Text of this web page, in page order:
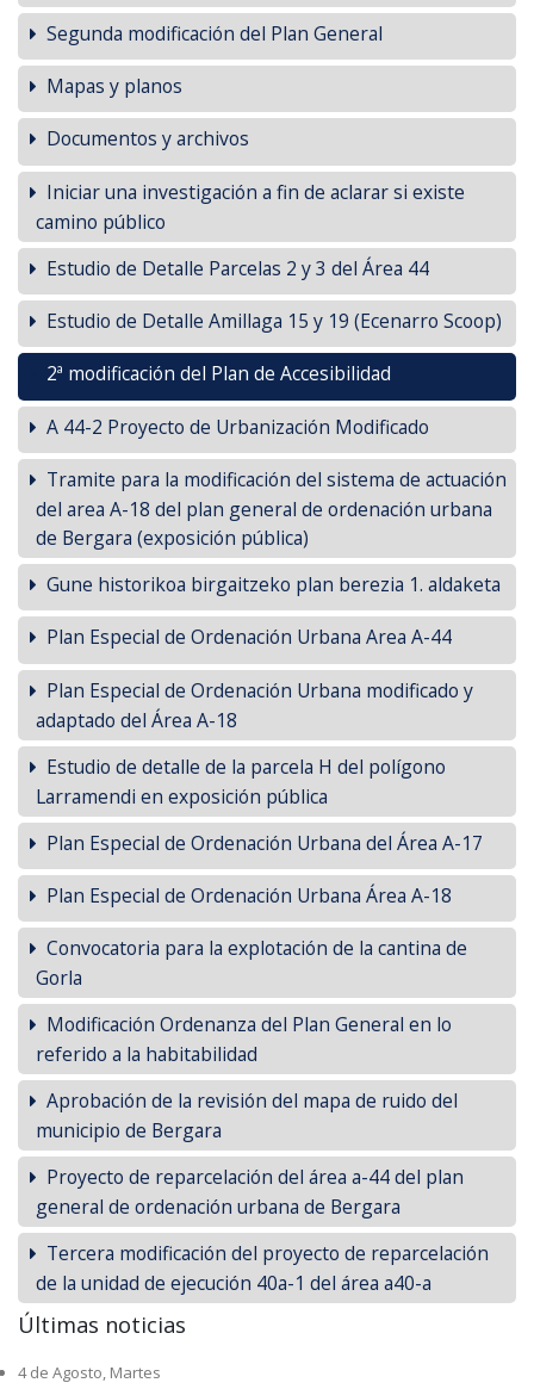
Segunda modificación del Plan General
Mapas y planos
Documentos y archivos
Iniciar una investigación a fin de aclarar si existe
camino público
Estudio de Detalle Parcelas 2 y 3 del Área 44
Estudio de Detalle Amillaga 15 y 19 (Ecenarro Scoop)
2ª modificación del Plan de Accesibilidad
A 44-2 Proyecto de Urbanización Modificado
Tramite para la modificación del sistema de actuación
del area A-18 del plan general de ordenación urbana
de Bergara (exposición pública)
Gune historikoa birgaitzeko plan berezia 1. aldaketa
Plan Especial de Ordenación Urbana Area A-44
Plan Especial de Ordenación Urbana modificado y
adaptado del Área A-18
Estudio de detalle de la parcela H del polígono
Larramendi en exposición pública
Plan Especial de Ordenación Urbana del Área A-17
Plan Especial de Ordenación Urbana Área A-18
Convocatoria para la explotación de la cantina de
Gorla
Modificación Ordenanza del Plan General en lo
referido a la habitabilidad
Aprobación de la revisión del mapa de ruido del
municipio de Bergara
Proyecto de reparcelación del área a-44 del plan
general de ordenación urbana de Bergara
Tercera modificación del proyecto de reparcelación
de la unidad de ejecución 40a-1 del área a40-a
Últimas noticias
4 de Agosto, Martes